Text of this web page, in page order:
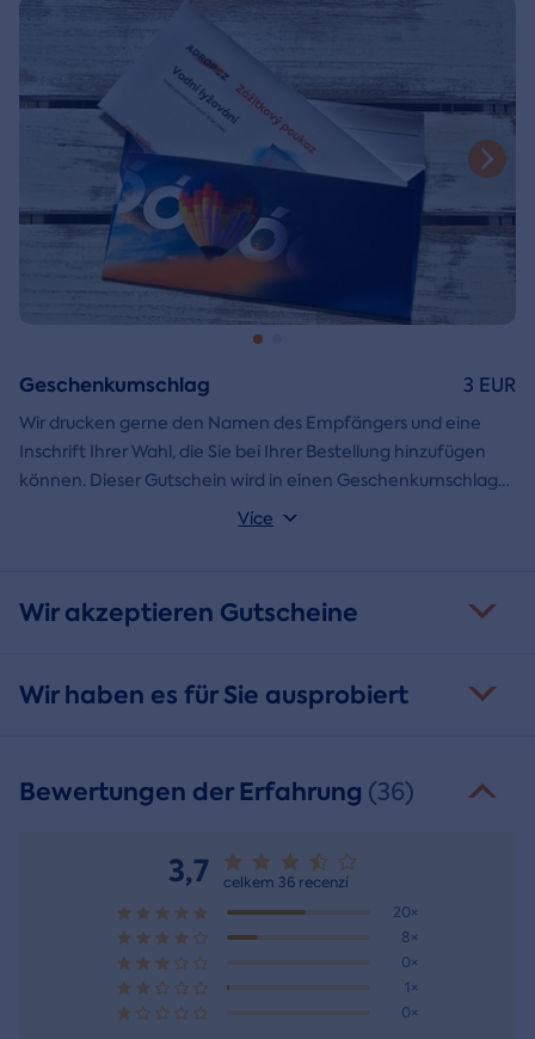
Geschenkumschlag
Wir drucken gerne den Namen des Empfängers und eine
Inschrift Ihrer Wahl, die Sie bei Ihrer Bestellung hinzufügen
können. Dieser Gutschein wird in einen Geschenkumschlag
gesteckt und direkt an Sie versandt.
Více
3 EUR
Wir akzeptieren Gutscheine
Wir haben es für Sie ausprobiert
Bewertungen der Erfahrung (36)
3,7
celkem 36 recenzí
20×
8×
0×
1×
0×